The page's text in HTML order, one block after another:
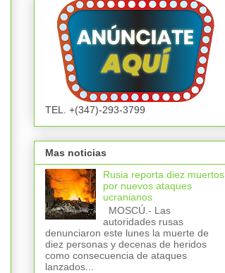
TEL. +(347)-293-3799
Mas noticias
Rusia reporta diez muertos
por nuevos ataques
ucranianos
MOSCÚ.- Las
autoridades rusas
denunciaron este lunes la muerte de
diez personas y decenas de heridos
como consecuencia de ataques
lanzados...